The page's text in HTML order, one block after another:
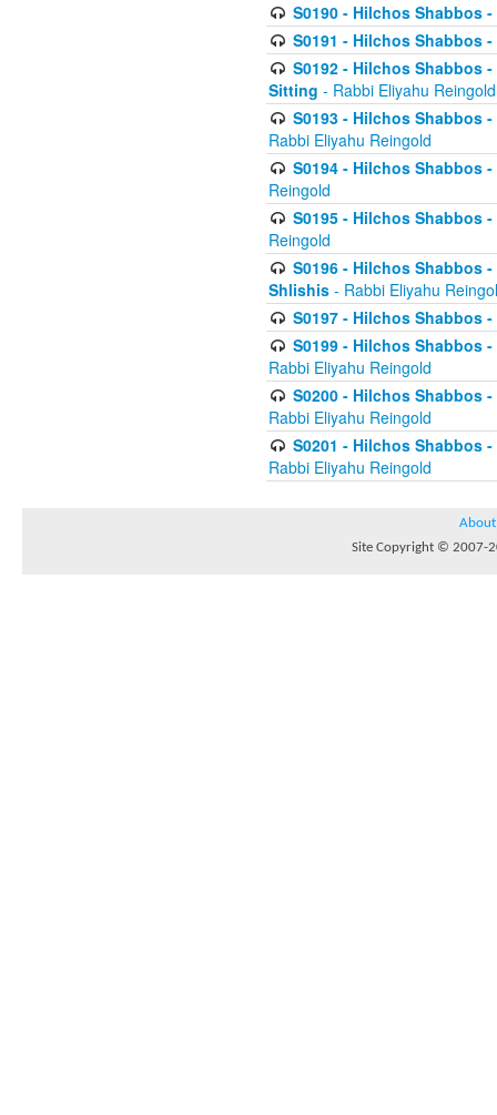
S0190 - Hilchos Shabbos
S0191 - Hilchos Shabbos
S0192 - Hilchos Shabbos
Sitting - Rabbi Eliyahu Reingold
S0193 - Hilchos Shabbos
Rabbi Eliyahu Reingold
S0194 - Hilchos Shabbos
Reingold
S0195 - Hilchos Shabbos
Reingold
S0196 - Hilchos Shabbos
Shlishis - Rabbi Eliyahu
S0197 - Hilchos Shabbos
S0199 - Hilchos Shabbos
Rabbi Eliyahu Reingold
S0200 - Hilchos Shabbos
Rabbi Eliyahu Reingold
S0201 - Hilchos Shabbos
Rabbi Eliyahu Reingold
About
Site Copyright © 2007-